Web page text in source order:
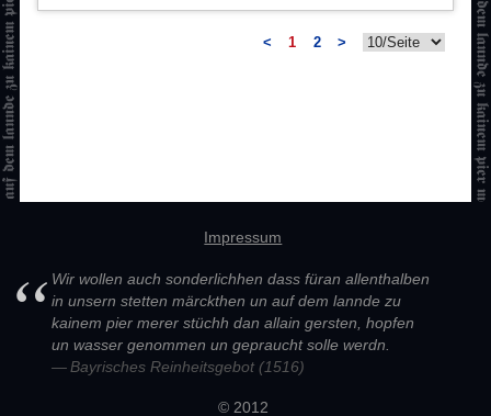
< 1 2 >
Impressum
Wir wollen auch sonderlichhen dass füran allenthalben
in unsern stetten märckthen un auf dem lannde zu
kainem pier merer stüchh dan allain gersten, hopfen
un wasser genommen un gepraucht solle werdn.
Bayrisches Reinheitsgebot (1516)
© 2012